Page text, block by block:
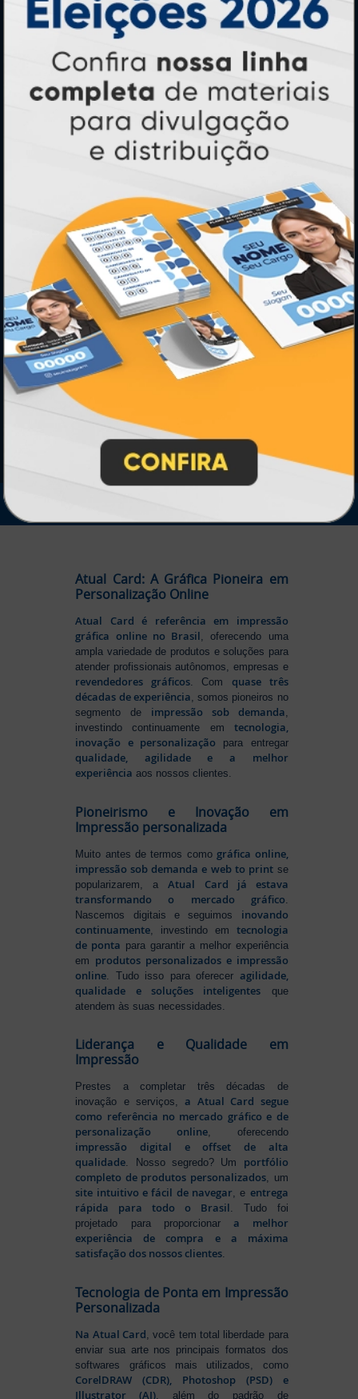
PAGUE COM
* Pagamento com cartão de crédito terá valor adicional.
PARTICIPE
SEGURANÇA
Atual Card: A Gráfica Pioneira em
Personalização Online
Atual Card é referência em impressão
gráfica online no Brasil , oferecendo uma
ampla variedade de produtos e soluções para
atender profissionais autônomos, empresas e
revendedores gráficos. Comquase três
décadas de experiência , somos pioneiros no
segmento de impressão sob demanda
investindo continuamente em tecnologia,
inovação e personalização para entregar
qualidade, agilidade e a melhor
experiência aos nossos clientes.
Pioneirismo e Inovação em
Impressão personalizada
Muito antes de termos como gráfica online,
impressão sob demanda e web to printse
popularizarem, aAtual Card já estava
transformando o mercado gráfico
Nascemos digitais e seguimos inovando
continuamente , investindo em tecnologia
de ponta para garantir a melhor experiência
em produtos personalizados e impressão
online . Tudo isso para oferecer agilidade,
qualidade e soluções inteligentes que
atendem às suas necessidades.
Liderança e Qualidade em
Impressão
Prestes a completar três décadas de
inovação e serviços,a Atual Card segue
como referência no mercado gráfico e de
personalização online, oferecendo
impressão digital e offset de alta
qualidade. Nosso segredo? Um portfólio
completo de produtos personalizados, um
site intuitivo e fácil de navegar, e entrega
rápida para todo o Brasil. Tudo foi
projetado para proporcionara melhor
experiência de compra e a máxima
satisfação dos nossos clientes.
Tecnologia de Ponta em Impressão
Personalizada
Na Atual Card , você tem total liberdade para
enviar sua arte nos principais formatos dos
softwares gráficos mais utilizados, como
CorelDRAW (CDR), Photoshop (PSD) e
Illustrator (AI) , além do padrão de